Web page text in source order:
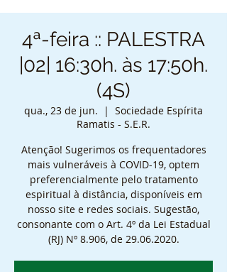
4ª-feira :: PALESTRA
|02| 16:30h. às 17:50h.
(4S)
qua., 23 de jun.
  |
Sociedade Espírita
Ramatis - S.E.R.
Atenção! Sugerimos os frequentadores
mais vulneráveis à COVID-19, optem
preferencialmente pelo tratamento
espiritual à distância, disponíveis em
nosso site e redes sociais. Sugestão,
consonante com o Art. 4º da Lei Estadual
(RJ) Nº 8.906, de 29.06.2020.